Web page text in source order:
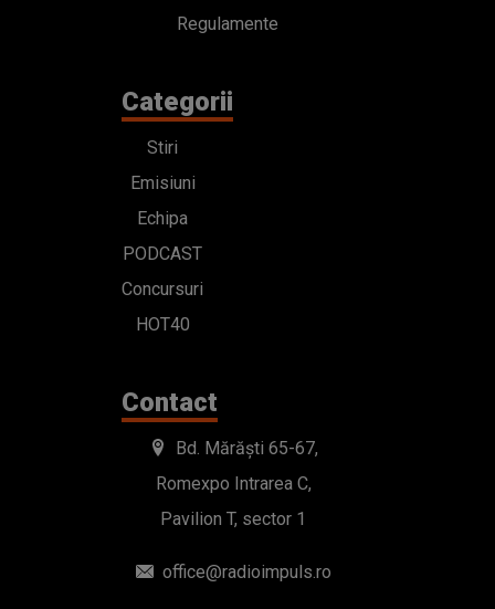
Regulamente
Categorii
Stiri
Emisiuni
Echipa
PODCAST
Concursuri
HOT40
Contact
Bd. Mărăști 65-67,
Romexpo Intrarea C,
Pavilion T, sector 1
office@radioimpuls.ro